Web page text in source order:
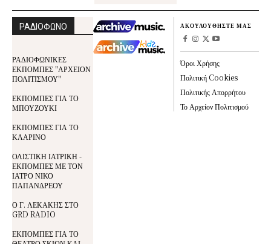
ΡΑΔΙΟΦΩΝΟ
ΡΑΔΙΟΦΩΝΙΚΕΣ
ΕΚΠΟΜΠΕΣ "ΑΡΧΕΙΟΝ
ΠΟΛΙΤΙΣΜΟΥ"
ΕΚΠΟΜΠΕΣ ΓΙΑ ΤΟ
ΜΠΟΥΖΟΥΚΙ
ΕΚΠΟΜΠΕΣ ΓΙΑ ΤΟ
ΚΛΑΡΙΝΟ
ΟΛΙΣΤΙΚΗ ΙΑΤΡΙΚΗ -
ΕΚΠΟΜΠΕΣ ΜΕ ΤΟΝ
ΙΑΤΡΟ ΝΙΚΟ
ΠΑΠΑΝΔΡΕΟΥ
Ο Γ. ΛΕΚΑΚΗΣ ΣΤΟ
GRD RADIO
ΕΚΠΟΜΠΕΣ ΓΙΑ ΤΟ
ΑΚΟΥΛΟΥΘΗΣΤΕ ΜΑΣ
Όροι Χρήσης
Πολιτική Cookies
Πολιτικής Απορρήτου
Το Αρχείον Πολιτισμού